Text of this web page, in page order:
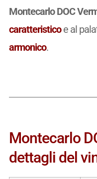
Montecarlo DOC
caratteristicoe al
armonico.
Montecarlo
dettagli del